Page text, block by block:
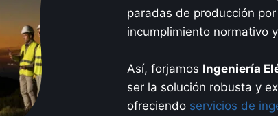
paradas de producción
incumplimiento normativo
Así, forjamos Ingeniería
ser la solución robusta y
ofreciendo servicios de